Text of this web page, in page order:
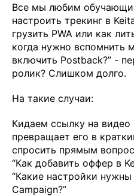
Все мы любим
настроить трекинг в
грузить PWA или как
когда нужно вспомнить
включить Postback?” -
ролик? Слишком долго.
На такие случаи:
Кидаем ссылку на
превращает его в
спросить прямым
“Как добавить оффер в
“Какие настройки
Campaign?”